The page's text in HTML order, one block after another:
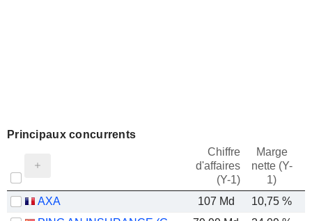
Principaux concurrents
Chiffre
d'affaires
(Y-1)
Marge
nette (Y-
1)
AXA 107 Md 10,75 %